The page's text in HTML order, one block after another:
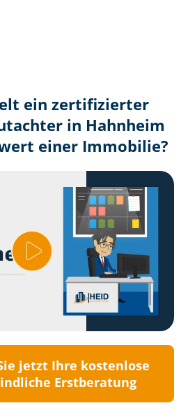
ein zertifizierter
in Hahnheim
einer Immobilie?
jetzt Ihre kostenlose
Erstberatung